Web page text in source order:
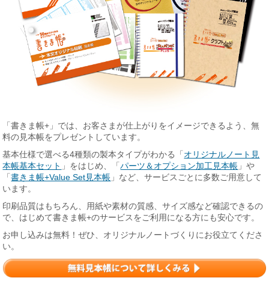
「書きま帳+」では、お客さまが仕上がりをイメージできるよう、無
料の見本帳をプレゼントしています。
基本仕様で選べる4種類の製本タイプがわかる「 オリジナルノート見
本帳基本セット 」をはじめ、「パーツ＆オプション加工見本帳 」や
「書きま帳+Value Set見本帳 」など、サービスごとに多数ご用意して
います。
印刷品質はもちろん、用紙や素材の質感、サイズ感など確認できるの
で、はじめて書きま帳+のサービスをご利用になる方にも安心です。
お申し込みは無料！ぜひ、オリジナルノートづくりにお役立てくださ
い。